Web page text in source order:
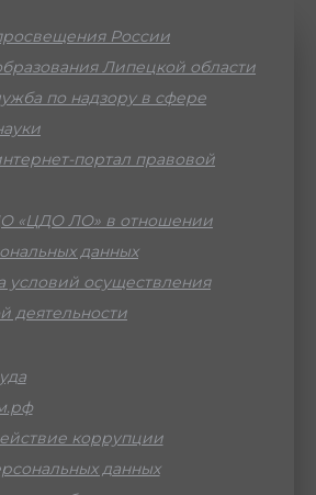
России
Липецкой области
по надзору в сфере
портал правовой
«ЦДО ЛО» в отношении
данных
условий осуществления
деятельности
коррупции
данных